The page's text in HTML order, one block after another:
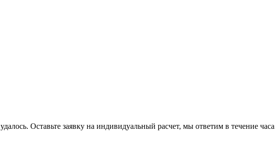
Оставьте заявку на индивидуальный расчет, мы ответим в течение